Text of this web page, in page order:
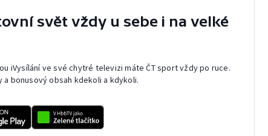
svět vždy u sebe i na velké
iVysílání ve své chytré televizi máte ČT sport vždy po ruce.
bonusový obsah kdekoli a kdykoli.